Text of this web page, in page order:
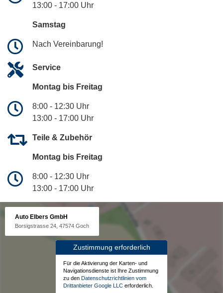
13:00 - 17:00 Uhr
Samstag
Nach Vereinbarung!
Service
Montag bis Freitag
8:00 - 12:30 Uhr
13:00 - 17:00 Uhr
Teile & Zubehör
Montag bis Freitag
8:00 - 12:30 Uhr
13:00 - 17:00 Uhr
Auto Elbers GmbH
Borsigstrasse 24, 47574 Goch
Zustimmung erforderlich
Für die Aktivierung der Karten- und
Navigationsdienste ist Ihre Zustimmung
zu den Datenschutzrichtlinien vom
Drittanbieter Google LLC erforderlich.